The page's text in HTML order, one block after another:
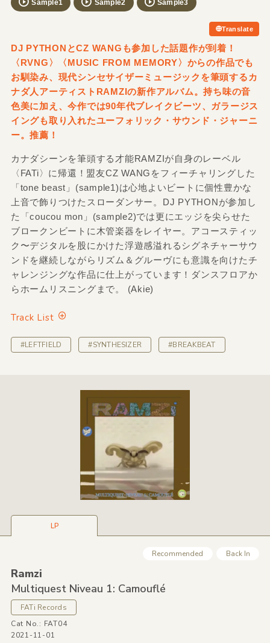
Sample1 Sample2 Sample3
Translate
DJ PYTHONとCZ WANGも参加した話題作が到着！
〈RVNG〉〈MUSIC FROM MEMORY〉からの作品でも
お馴染み、現代シンセサイザーミュージックを筆頭するカ
ナダ人アーティストRAMZIの新作アルバム。持ち味の音
色美に加え、今作では90年代ブレイクビーツ、ガラージス
イングも取り入れたユーフォリック・サウンド・ジャーニ
ー。推薦！
カナダシーンを筆頭する才能RAMZIが自身のレーベル
〈FATi〉に帰還！盟友CZ WANGをフィーチャリングした
「tone beast」(sample1)は心地よいビートに個性豊かな
上音で飾りつけたスローダンサー。DJ PYTHONが参加し
た「coucou mon」(sample2)では更にエッジを尖らせた
ブロークンビートに木管楽器をレイヤー。アコースティッ
ク〜デジタルを股にかけた浮遊感溢れるシグネチャーサウ
ンドを継続しながらリズム＆グルーヴにも意識を向けたチ
ャレンジングな作品に仕上がっています！ダンスフロアか
らホームリスニングまで。 (Akie)
Track List
#LEFTFIELD #SYNTHESIZER #BREAKBEAT
LP
Recommended Back In
Ramzi
Multiquest Niveau 1: Camouflé
FATi Records
Cat No.: FAT04
2021-11-01